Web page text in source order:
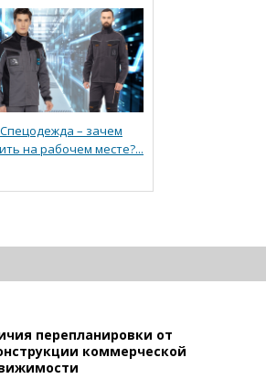
Спецодежда – зачем
на рабочем месте?...
перепланировки от
коммерческой